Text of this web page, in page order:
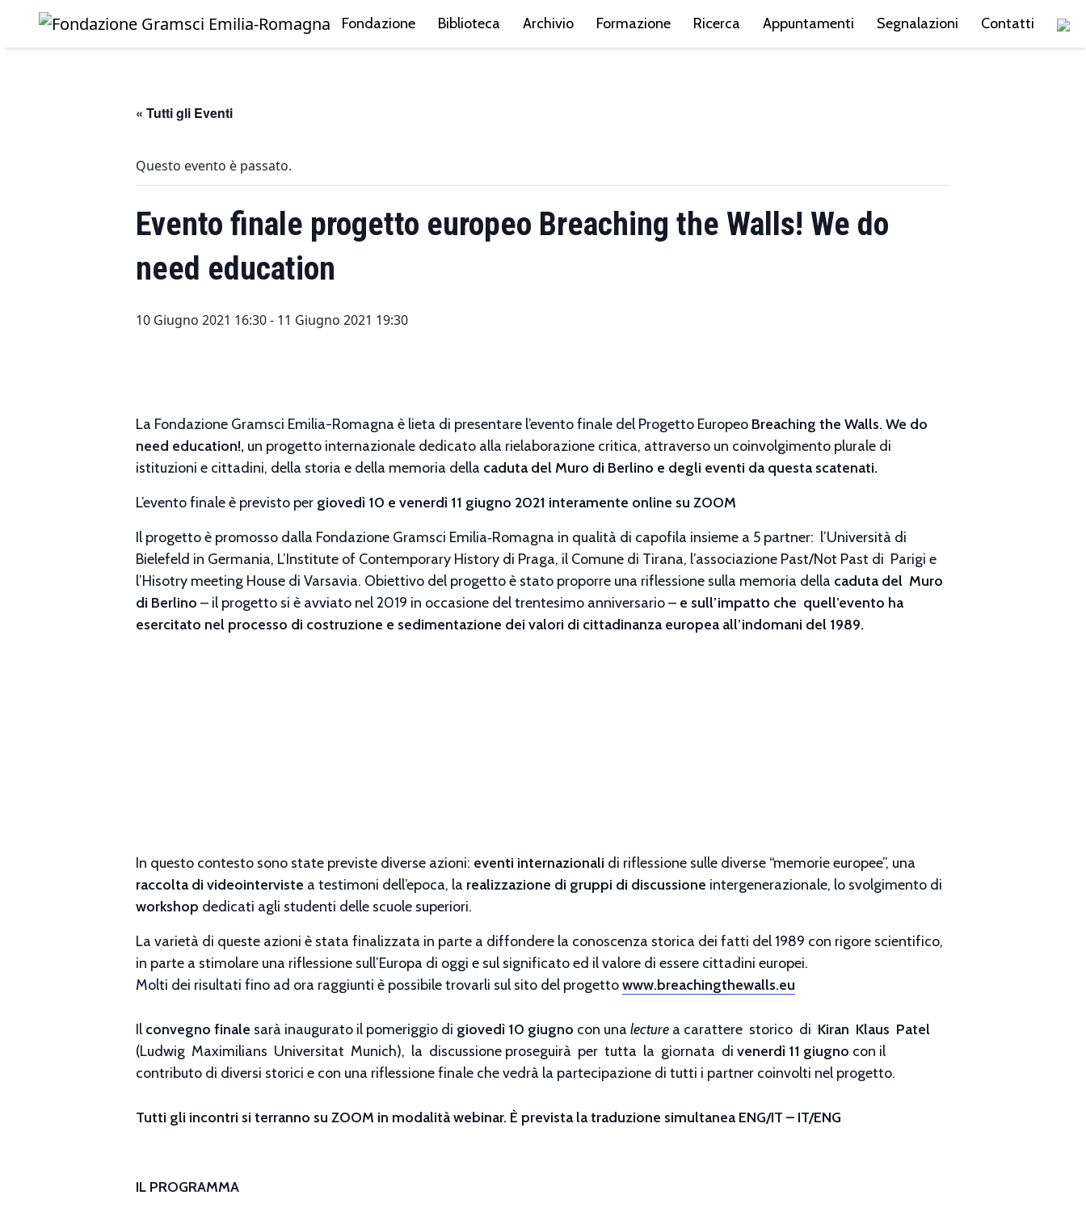
Fondazione Biblioteca Archivio Formazione Ricerca Appuntamenti Segnalazioni Contatti
« Tutti gli Eventi
Questo evento è passato.
Evento finale progetto europeo Breaching the Walls! We do
need education
10 Giugno 2021 16:30- 11 Giugno 2021 19:30
La Fondazione Gramsci Emilia-Romagna è lieta di presentare l’evento finale del Progetto Europeo Breaching the Walls. We do
need education!, un progetto internazionale dedicato alla rielaborazione critica, attraverso un coinvolgimento plurale di
istituzioni e cittadini, della storia e della memoria della caduta del Muro di Berlino e degli eventi da questa scatenati.
L’evento finale è previsto per giovedì 10 e venerdì 11 giugno 2021 interamente online su ZOOM
Il progetto è promosso dalla Fondazione Gramsci Emilia‐Romagna in qualità di capofila insieme a 5 partner: l’Università di
Bielefeld in Germania, L’Institute of Contemporary History di Praga, il Comune di Tirana, l’associazione Past/Not Past di Parigi e
l’Hisotry meeting House di Varsavia. Obiettivo del progetto è stato proporre una riflessione sulla memoria della caduta del Muro
di Berlino – il progetto si è avviato nel 2019 in occasione del trentesimo anniversario – e sull’impatto che quell’evento ha
esercitato nel processo di costruzione e sedimentazione dei valori di cittadinanza europea all’indomani del 1989.
In questo contesto sono state previste diverse azioni: eventi internazionali di riflessione sulle diverse “memorie europee”, una
raccolta di videointerviste a testimoni dell’epoca, la realizzazione di gruppi di discussione intergenerazionale, lo svolgimento di
workshop dedicati agli studenti delle scuole superiori.
La varietà di queste azioni è stata finalizzata in parte a diffondere la conoscenza storica dei fatti del 1989 con rigore scientifico,
in parte a stimolare una riflessione sull’Europa di oggi e sul significato ed il valore di essere cittadini europei.
Molti dei risultati fino ad ora raggiunti è possibile trovarli sul sito del progettowww.breachingthewalls.eu
Il convegno finale sarà inaugurato il pomeriggio di giovedì 10 giugno con una lecture a carattere storico di Kiran Klaus Patel
(Ludwig Maximilians Universitat Munich), la discussione proseguirà per tutta la giornata di venerdì 11 giugno con il
contributo di diversi storici e con una riflessione finale che vedrà la partecipazione di tutti i partner coinvolti nel progetto.
Tutti gli incontri si terranno su ZOOM in modalità webinar. È prevista la traduzione simultanea ENG/IT – IT/ENG
IL PROGRAMMA